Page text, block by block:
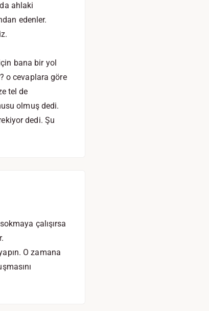
ahlaki
edenler.
bana bir yol
o cevaplara göre
tel de
olmuş dedi.
dedi. Şu
çalışırsa
O zamana